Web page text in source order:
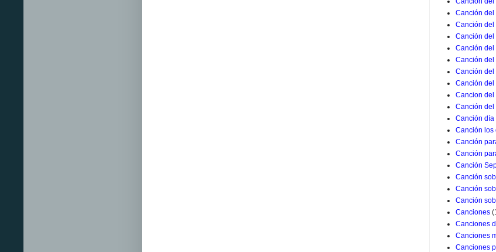
Canción del
Canción del
Canción del
Canción del
Canción del
Canción del
Canción del
Cancion
Canción del
Canción día
Canción los
Canción
Canción
Canción
Canción
Canción
Canción
Canciones
Canciones
Canciones
Canciones